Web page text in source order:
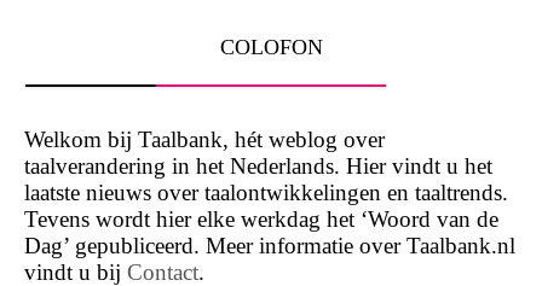
COLOFON
Welkom bij Taalbank, hét weblog over
taalverandering in het Nederlands. Hier vindt u het
laatste nieuws over taalontwikkelingen en taaltrends.
Tevens wordt hier elke werkdag het ‘Woord van de
Dag’ gepubliceerd. Meer informatie over Taalbank.nl
vindt u bij Contact.